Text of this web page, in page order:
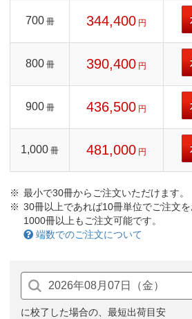
700 冊 344,400 円
800 冊 390,400 円
900 冊 436,500 円
1,000 冊 481,000 円
最小で30冊からご注文いただけます。
30冊以上であれば10冊単位でご注文を
1000冊以上もご注文可能です。
端数でのご注文について
に校了した場合の、最短出荷目安